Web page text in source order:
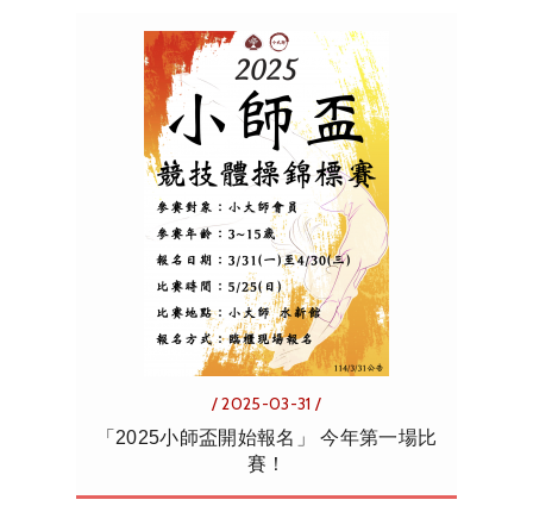
/ 2025-03-31 /
「2025小師盃開始報名」 今年第一場比
賽！